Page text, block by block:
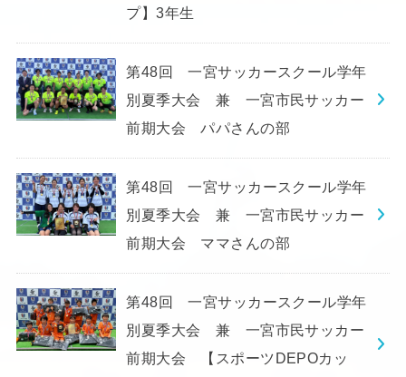
プ】3年生
第48回 一宮サッカースクール学年
別夏季大会 兼 一宮市民サッカー
前期大会 パパさんの部
第48回 一宮サッカースクール学年
別夏季大会 兼 一宮市民サッカー
前期大会 ママさんの部
第48回 一宮サッカースクール学年
別夏季大会 兼 一宮市民サッカー
前期大会 【スポーツDEPOカッ